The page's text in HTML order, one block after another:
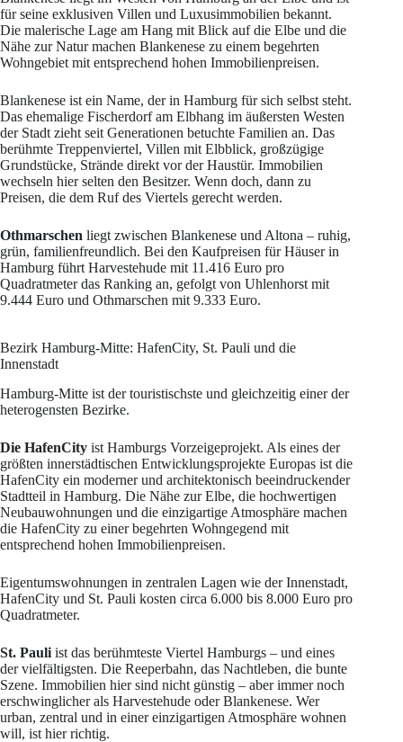
für seine exklusiven Villen und Luxusimmobilien bekannt.
Die malerische Lage am Hang mit Blick auf die Elbe und die
Nähe zur Natur machen Blankenese zu einem begehrten
Wohngebiet mit entsprechend hohen Immobilienpreisen.
Blankenese ist ein Name, der in Hamburg für sich selbst steht.
Das ehemalige Fischerdorf am Elbhang im äußersten Westen
der Stadt zieht seit Generationen betuchte Familien an. Das
berühmte Treppenviertel, Villen mit Elbblick, großzügige
Grundstücke, Strände direkt vor der Haustür. Immobilien
wechseln hier selten den Besitzer. Wenn doch, dann zu
Preisen, die dem Ruf des Viertels gerecht werden.
Othmarschen liegt zwischen Blankenese und Altona – ruhig,
grün, familienfreundlich. Bei den Kaufpreisen für Häuser in
Hamburg führt Harvestehude mit 11.416 Euro pro
Quadratmeter das Ranking an, gefolgt von Uhlenhorst mit
9.444 Euro und Othmarschen mit 9.333 Euro.
Bezirk Hamburg-Mitte: HafenCity, St. Pauli und die
Innenstadt
Hamburg-Mitte ist der touristischste und gleichzeitig einer der
heterogensten Bezirke.
Die HafenCity ist Hamburgs Vorzeigeprojekt. Als eines der
größten innerstädtischen Entwicklungsprojekte Europas ist die
HafenCity ein moderner und architektonisch beeindruckender
Stadtteil in Hamburg. Die Nähe zur Elbe, die hochwertigen
Neubauwohnungen und die einzigartige Atmosphäre machen
die HafenCity zu einer begehrten Wohngegend mit
entsprechend hohen Immobilienpreisen.
Eigentumswohnungen in zentralen Lagen wie der Innenstadt,
HafenCity und St. Pauli kosten circa 6.000 bis 8.000 Euro pro
Quadratmeter.
St. Pauli ist das berühmteste Viertel Hamburgs – und eines
der vielfältigsten. Die Reeperbahn, das Nachtleben, die bunte
Szene. Immobilien hier sind nicht günstig – aber immer noch
erschwinglicher als Harvestehude oder Blankenese. Wer
urban, zentral und in einer einzigartigen Atmosphäre wohnen
will, ist hier richtig.